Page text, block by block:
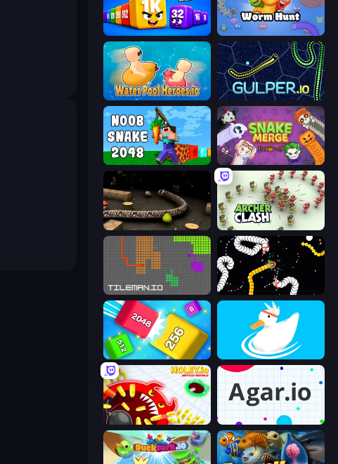
Cubes 2048 Royale Worm Hunt
Water Pool Heroes.io Gulper.io
Noob Snake 2048 Snake Merge: Idle & io Zone
Snake 3D Archer Clash
TileMan.io Worms.io
Qube 2048 Ducklings
Holey.io Battle Royale Agar.io